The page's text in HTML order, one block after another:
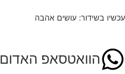
עכשיו בשידור: עושים אהבה
הוואטסאפ האדום